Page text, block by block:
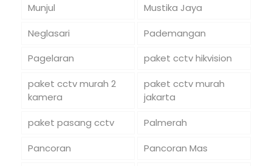
Munjul
Mustika Jaya
Neglasari
Pademangan
Pagelaran
paket cctv hikvision
paket cctv murah 2
kamera
paket cctv murah
jakarta
paket pasang cctv
Palmerah
Pancoran
Pancoran Mas